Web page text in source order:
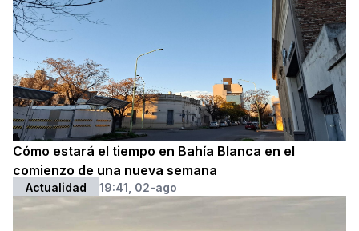
Cómo estará el tiempo en Bahía Blanca en el
comienzo de una nueva semana
Actualidad 19:41, 02-ago